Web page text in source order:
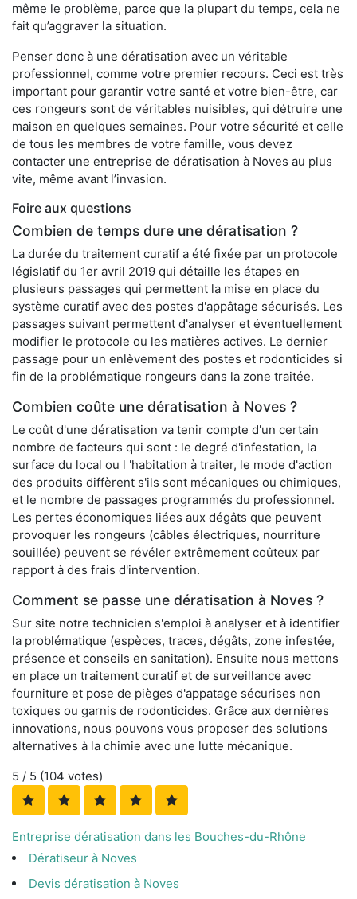
même le problème, parce que la plupart du temps, cela ne
fait qu’aggraver la situation.
Penser donc à une dératisation avec un véritable
professionnel, comme votre premier recours. Ceci est très
important pour garantir votre santé et votre bien-être, car
ces rongeurs sont de véritables nuisibles, qui détruire une
maison en quelques semaines. Pour votre sécurité et celle
de tous les membres de votre famille, vous devez
contacter une entreprise de dératisation à Noves au plus
vite, même avant l’invasion.
Foire aux questions
Combien de temps dure une dératisation ?
La durée du traitement curatif a été fixée par un protocole
législatif du 1er avril 2019 qui détaille les étapes en
plusieurs passages qui permettent la mise en place du
système curatif avec des postes d'appâtage sécurisés. Les
passages suivant permettent d'analyser et éventuellement
modifier le protocole ou les matières actives. Le dernier
passage pour un enlèvement des postes et rodonticides si
fin de la problématique rongeurs dans la zone traitée.
Combien coûte une dératisation à Noves ?
Le coût d'une dératisation va tenir compte d'un certain
nombre de facteurs qui sont : le degré d'infestation, la
surface du local ou l 'habitation à traiter, le mode d'action
des produits diffèrent s'ils sont mécaniques ou chimiques,
et le nombre de passages programmés du professionnel.
Les pertes économiques liées aux dégâts que peuvent
provoquer les rongeurs (câbles électriques, nourriture
souillée) peuvent se révéler extrêmement coûteux par
rapport à des frais d'intervention.
Comment se passe une dératisation à Noves ?
Sur site notre technicien s'emploi à analyser et à identifier
la problématique (espèces, traces, dégâts, zone infestée,
présence et conseils en sanitation). Ensuite nous mettons
en place un traitement curatif et de surveillance avec
fourniture et pose de pièges d'appatage sécurises non
toxiques ou garnis de rodonticides. Grâce aux dernières
innovations, nous pouvons vous proposer des solutions
alternatives à la chimie avec une lutte mécanique.
5 / 5 (104 votes)
Entreprise dératisation dans les Bouches-du-Rhône
Dératiseur à Noves
Devis dératisation à Noves